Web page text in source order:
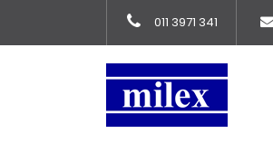
011 3971 341